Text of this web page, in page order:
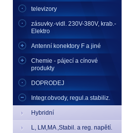
televizory
zásuvky.-vidl. 230V-380V, krab.-
Elektro
Antenní konektory F a jiné
Chemie - pájecí a cínové
produkty
DOPRODEJ
Integr.obvody, regul.a stabiliz.
Hybridní
L, LM,MA ,Stabil. a reg. napětí.